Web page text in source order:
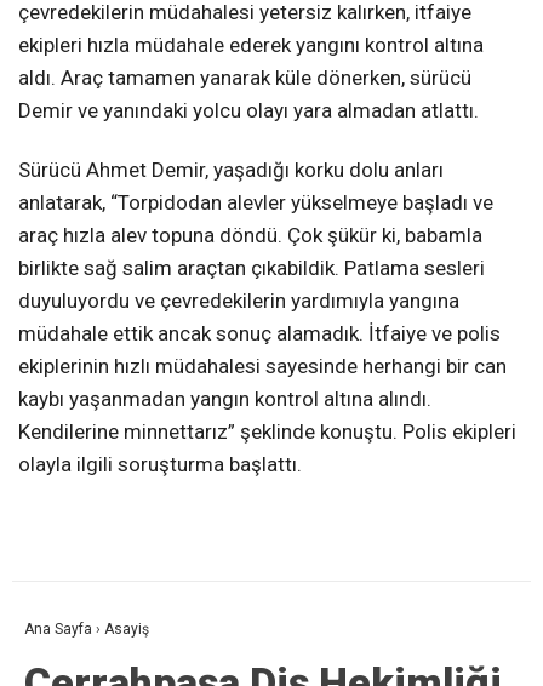
çevredekilerin müdahalesi yetersiz kalırken, itfaiye
ekipleri hızla müdahale ederek yangını kontrol altına
aldı. Araç tamamen yanarak küle dönerken, sürücü
Demir ve yanındaki yolcu olayı yara almadan atlattı.
Sürücü Ahmet Demir, yaşadığı korku dolu anları
anlatarak, “Torpidodan alevler yükselmeye başladı ve
araç hızla alev topuna döndü. Çok şükür ki, babamla
birlikte sağ salim araçtan çıkabildik. Patlama sesleri
duyuluyordu ve çevredekilerin yardımıyla yangına
müdahale ettik ancak sonuç alamadık. İtfaiye ve polis
ekiplerinin hızlı müdahalesi sayesinde herhangi bir can
kaybı yaşanmadan yangın kontrol altına alındı.
Kendilerine minnettarız” şeklinde konuştu. Polis ekipleri
olayla ilgili soruşturma başlattı.
Ana Sayfa › Asayiş